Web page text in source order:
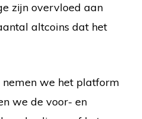
zijn overvloed aan
altcoins dat het
nemen we het platform
we de voor- en